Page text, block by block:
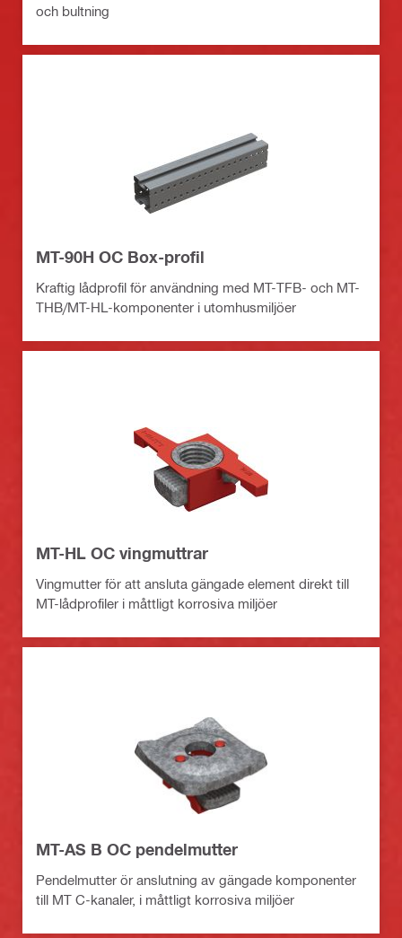
och bultning
MT-90H OC Box-profil
Kraftig lådprofil för användning med MT-TFB- och MT-
THB/MT-HL-komponenter i utomhusmiljöer
MT-HL OC vingmuttrar
Vingmutter för att ansluta gängade element direkt till
MT-lådprofiler i måttligt korrosiva miljöer
MT-AS B OC pendelmutter
Pendelmutter ör anslutning av gängade komponenter
till MT C-kanaler, i måttligt korrosiva miljöer